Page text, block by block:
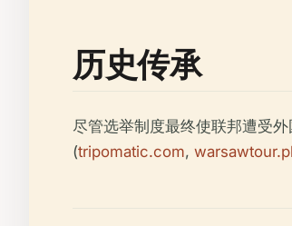
历史传承
尽管选举制度最终使联邦遭受
(tripomatic.com, warsawtour.pl